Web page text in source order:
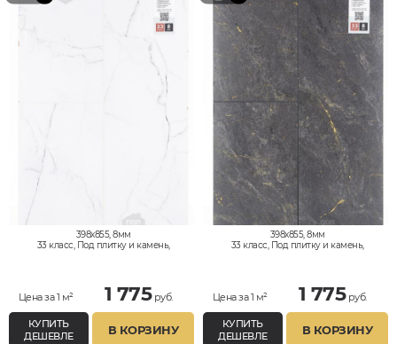
398x855, 8мм
33 класс, Под плитку и камень,
Цена за 1 м² 1 775руб.
КУПИТЬ
ДЕШЕВЛЕ
В КОРЗИНУ
398x855, 8мм
33 класс, Под плитку и камень,
Цена за 1 м² 1 775руб.
КУПИТЬ
ДЕШЕВЛЕ
В КОРЗИНУ